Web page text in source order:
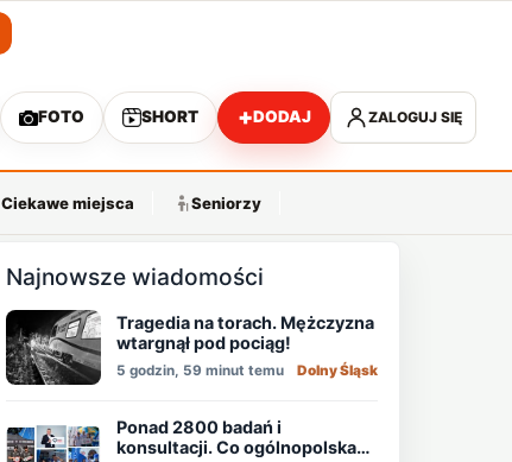
FOTO SHORT +DODAJ ZALOGUJ SIĘ
Ciekawe miejsca Seniorzy
Najnowsze wiadomości
Tragedia na torach. Mężczyzna
wtargnął pod pociąg!
5 godzin, 59 minut temu Dolny Śląsk
Ponad 2800 badań i
konsultacji. Co ogólnopolska